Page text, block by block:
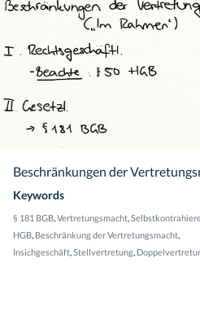
Beschränkungen der
Keywords
§ 181 BGB,Vertretungsmacht,
HGB, Beschränkung der Vertretungsmacht,
Insichgeschäft,Stellvertretung,